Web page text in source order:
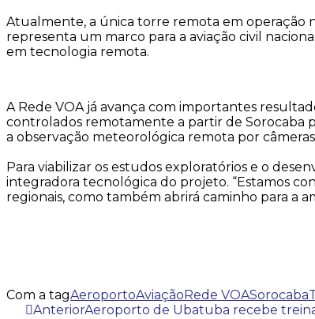
Atualmente, a única torre remota em operação
representa um marco para a aviação civil
em tecnologia remota.
A Rede VOA já avança com importantes
controlados remotamente a partir de Sorocaba
a observação meteorológica remota por
Para viabilizar os estudos exploratórios e o
integradora tecnológica do projeto. “Estamos
regionais, como também abrirá caminho para a
Com a tagAeroportoAviaçãoRede VOASorocaba
AnteriorAeroporto de Ubatuba recebe